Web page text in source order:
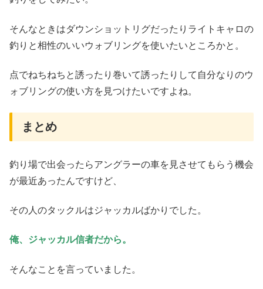
そんなときはダウンショットリグだったりライトキャロの
釣りと相性のいいウォブリングを使いたいところかと。
点でねちねちと誘ったり巻いて誘ったりして自分なりのウ
ォブリングの使い方を見つけたいですよね。
まとめ
釣り場で出会ったらアングラーの車を見させてもらう機会
が最近あったんですけど、
その人のタックルはジャッカルばかりでした。
俺、ジャッカル信者だから。
そんなことを言っていました。